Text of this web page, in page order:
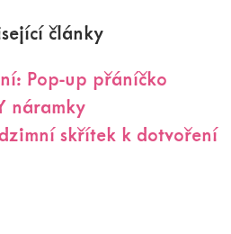
články
Pop-up přáníčko
náramky
skřítek k dotvoření